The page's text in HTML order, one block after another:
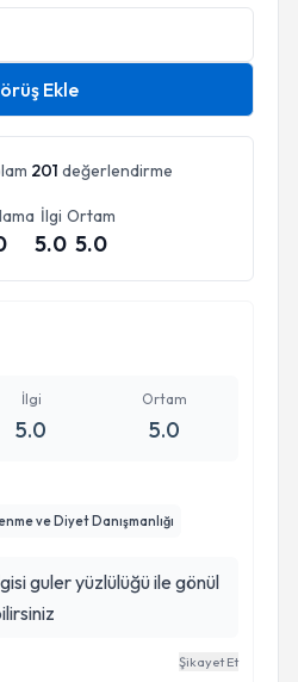
Ekle
201 değerlendirme
İlgi
5.0
Ortam
5.0
İlgi
5.0
Ortam
5.0
ve Diyet Danışmanlığı
guler yüzlülüğü ile gönül
Şikayet Et